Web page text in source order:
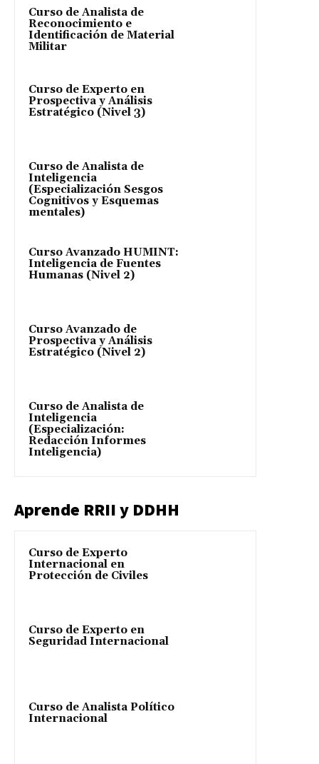
Curso de Analista de
Reconocimiento e
Identificación de Material
Militar
Curso de Experto en
Prospectiva y Análisis
Estratégico (Nivel 3)
Curso de Analista de
Inteligencia
(Especialización Sesgos
Cognitivos y Esquemas
mentales)
Curso Avanzado HUMINT:
Inteligencia de Fuentes
Humanas (Nivel 2)
Curso Avanzado de
Prospectiva y Análisis
Estratégico (Nivel 2)
Curso de Analista de
Inteligencia
(Especialización:
Redacción Informes
Inteligencia)
Aprende RRII y DDHH
Curso de Experto
Internacional en
Protección de Civiles
Curso de Experto en
Seguridad Internacional
Curso de Analista Político
Internacional